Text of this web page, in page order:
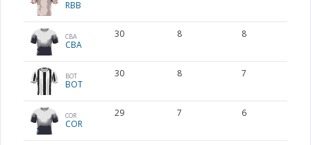
RBB
CBA
CBA
30 8 8
BOT
BOT
30 8 7
COR
COR
29 7 6